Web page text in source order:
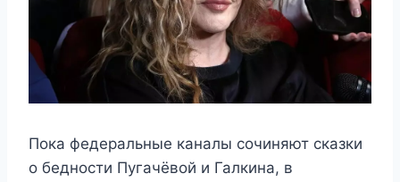
Пока федеральные каналы сочиняют сказки
о бедности Пугачёвой и Галкина, в